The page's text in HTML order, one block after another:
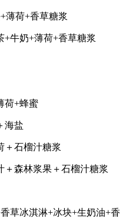
薄荷+香草糖浆
牛奶+薄荷+香草糖浆
荷+蜂蜜
海盐
＋石榴汁糖浆
＋森林浆果＋石榴汁糖浆
草冰淇淋+冰块+生奶油+香